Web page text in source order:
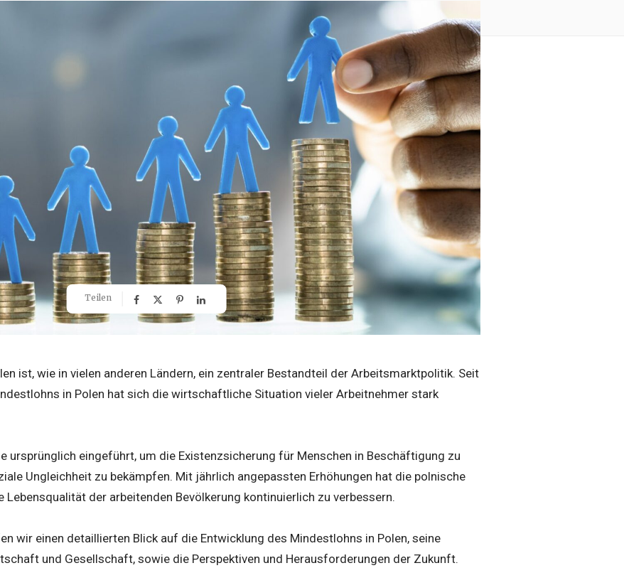
Teilen
ist, wie in vielen anderen Ländern, ein zentraler Bestandteil der Arbeitsmarktpolitik. Seit
in Polen hat sich die wirtschaftliche Situation vieler Arbeitnehmer stark
ursprünglich eingeführt, um die Existenzsicherung für Menschen in Beschäftigung zu
Ungleichheit zu bekämpfen. Mit jährlich angepassten Erhöhungen hat die polnische
Lebensqualität der arbeitenden Bevölkerung kontinuierlich zu verbessern.
wir einen detaillierten Blick auf die Entwicklung des Mindestlohns in Polen, seine
und Gesellschaft, sowie die Perspektiven und Herausforderungen der Zukunft.